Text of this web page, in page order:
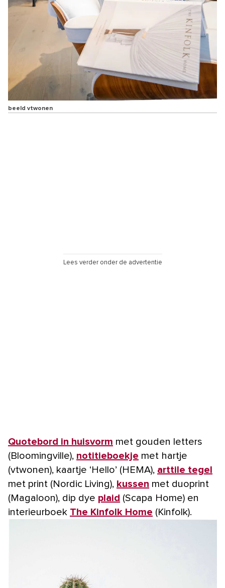
beeld vtwonen
Lees verder onder de advertentie
Quotebord in huisvorm met gouden letters
(Bloomingville), notitieboekje met hartje
(vtwonen), kaartje ‘Hello’ (HEMA), arttile tegel
met print (Nordic Living), kussen met duoprint
(Magaloon), dip dye plaid (Scapa Home) en
interieurboek The Kinfolk Home (Kinfolk).